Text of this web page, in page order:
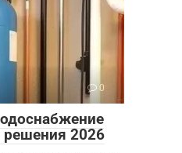
0
2026